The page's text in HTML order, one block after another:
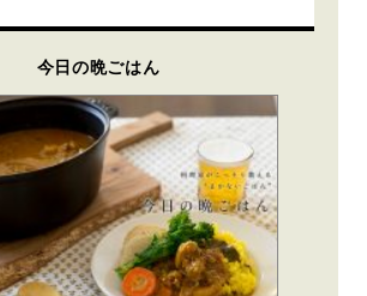
今日の晩ごはん